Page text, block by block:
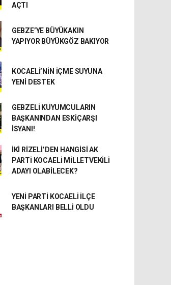
AÇTI
GEBZE’YE BÜYÜKAKIN
YAPIYOR BÜYÜKGÖZ BAKIYOR
KOCAELİ’NİN İÇME SUYUNA
YENİ DESTEK
GEBZELİ KUYUMCULARIN
BAŞKANINDAN ESKİÇARŞI
İSYANI!
İKİ RİZELİ’DEN HANGİSİ AK
PARTİ KOCAELİ MİLLETVEKİLİ
ADAYI OLABİLECEK?
YENİ PARTİ KOCAELİ İLÇE
BAŞKANLARI BELLİ OLDU